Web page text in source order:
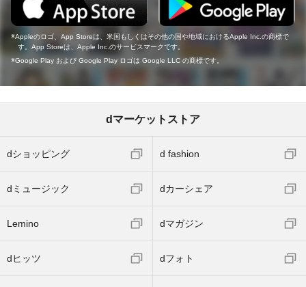
Appleのロゴ、App Storeは、米国もしくはその他の国や地域におけるApple Inc.の商標で
す。App Storeは、Apple Inc.のサービスマークです。
Google Play および Google Play ロゴは Google LLC の商標です。
dマーケットストア
dショッピング d fashion
dミュージック dカーシェア
Lemino dマガジン
dヒッツ dフォト